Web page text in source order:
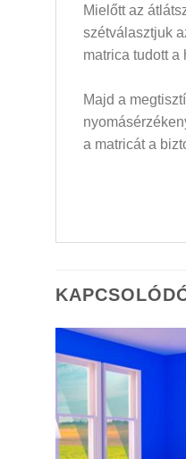
Mielőtt az
szétválasztjuk
matrica tudott a
Majd a
a matricát a